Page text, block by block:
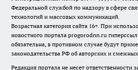
Федеральной службой по надзору в сфере
технологий и массовых коммуникаций.
Возрастная категория сайта 16+. При
новостного портала progorodnn.ru
обязательна, в противном случае будут
законодательства РФ об авторских и
Редакция портала не несет ответственности